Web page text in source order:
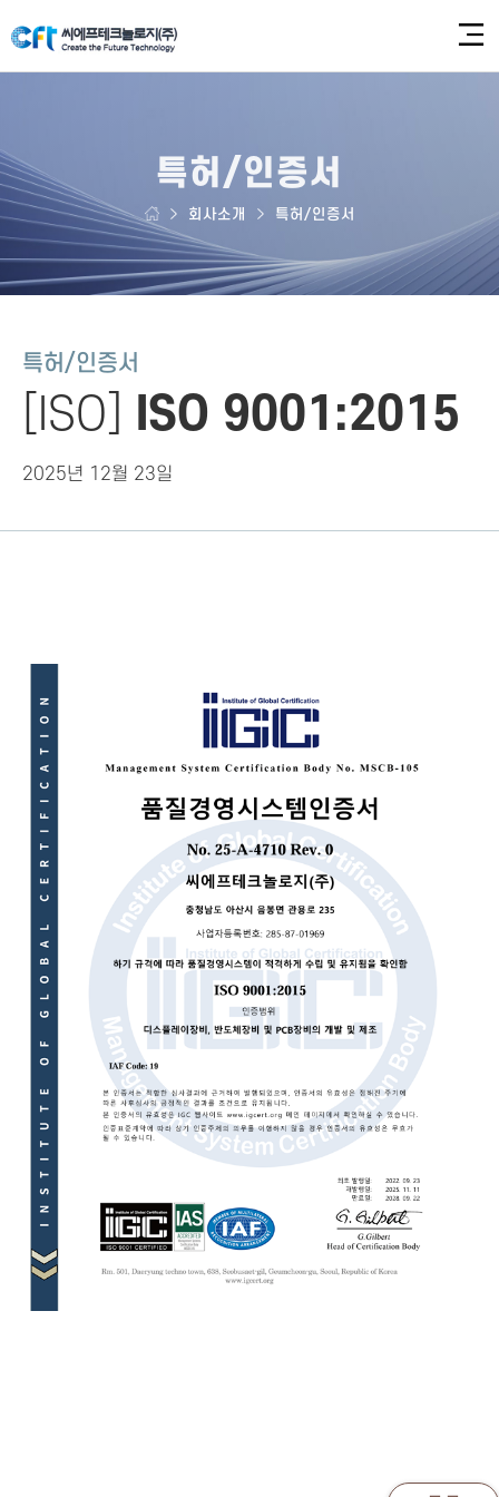
특허/인증서
회사소개 특허/인증서
특허/인증서
[ISO] ISO 9001:2015
2025년 12월 23일